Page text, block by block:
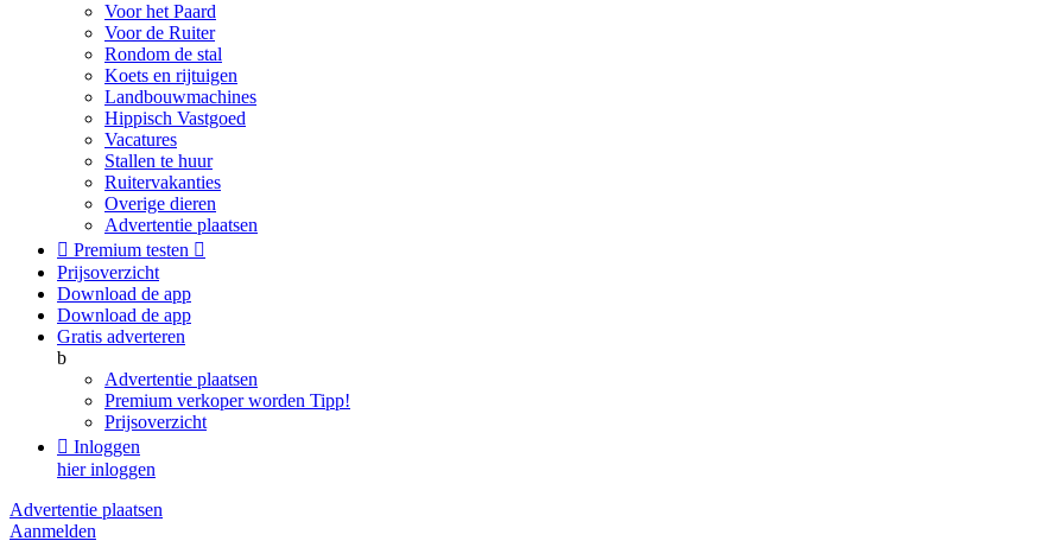
Voor het Paard
Voor de Ruiter
Rondom de stal
Koets en rijtuigen
Landbouwmachines
Hippisch Vastgoed
Vacatures
Stallen te huur
Ruitervakanties
Overige dieren
Advertentie plaatsen
 Premium testen 
Prijsoverzicht
Download de app
Download de app
Gratis adverteren
b
Advertentie plaatsen
Premium verkoper worden Tipp!
Prijsoverzicht
 Inloggen
hier inloggen
Advertentie plaatsen
Aanmelden